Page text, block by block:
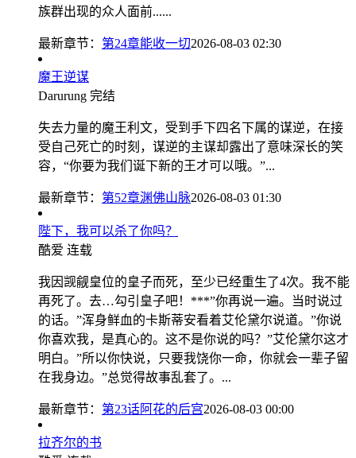
族群出现的众人面前......
最新章节： 第24章能收一切2026-08-03 02:30
魔王逆谋
Darurung 完结
失去力量的魔王利文，受到手下四名下属的谋逆，在接
受自己死亡的时刻，谋逆的主谋却露出了意味深长的笑
容，“你要为我们诞下新的王才可以哦。”...
最新章节： 第52章渊佛山脉2026-08-03 01:30
陛下，我可以杀了你吗？
酷爱 连载
我因觊觎皇位的皇子而死，至少已经重生了4次。我不能
再死了。去…勾引皇子吧！***”你再说一遍。当时说过
的话。”浑身鲜血的卡斯蒂安看着艾伦黛尔说道。”你说
你喜欢我，是真心的。这不是你说的吗？”艾伦黛尔这才
明白。”所以你快说，只要我饶你一命，你就会一辈子留
在我身边。”总觉得故事乱套了。...
最新章节： 第23话阿花的后宫2026-08-03 00:00
拉齐尔的书